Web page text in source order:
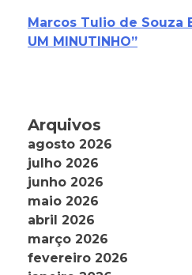
Marcos Tulio de Souza
UM MINUTINHO”
Arquivos
agosto 2026
julho 2026
junho 2026
maio 2026
abril 2026
março 2026
fevereiro 2026